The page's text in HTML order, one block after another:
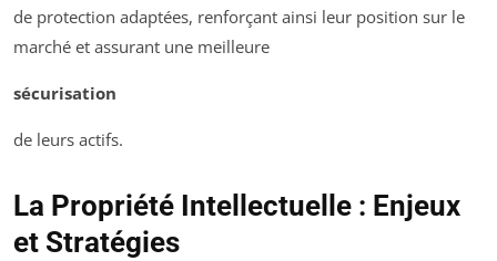
de protection adaptées, renforçant ainsi leur position sur le
marché et assurant une meilleure
sécurisation
de leurs actifs.
La Propriété Intellectuelle : Enjeux
et Stratégies